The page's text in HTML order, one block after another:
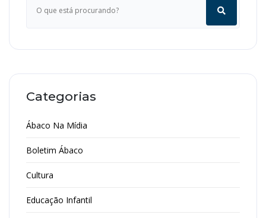
Categorias
Ábaco Na Mídia
Boletim Ábaco
Cultura
Educação Infantil